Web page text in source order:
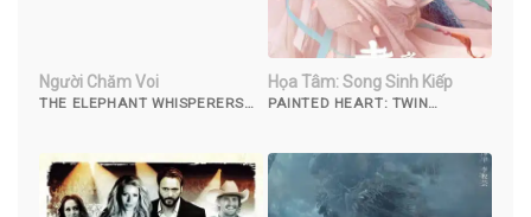
Người Chăm Voi
THE ELEPHANT WHISPERERS
Họa Tâm: Song Sinh Kiếp
PAINTED HEART: TWIN